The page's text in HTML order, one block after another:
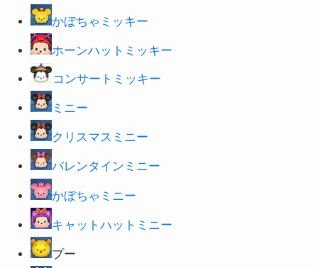
かぼちゃミッキー
ホーンハットミッキー
コンサートミッキー
ミニー
クリスマスミニー
バレンタインミニー
かぼちゃミニー
キャットハットミニー
プー